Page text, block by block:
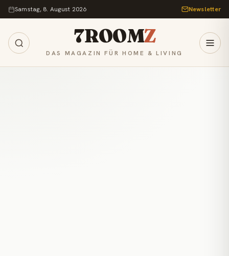
Zum Inhalt springen
Samstag, 8. August 2026 Newsletter
7ROOMZ
DAS MAGAZIN FÜR HOME & LIVING